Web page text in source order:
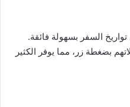
السفر بسهولة فائقة.
بضغطة زر، مما يوفر الكثير